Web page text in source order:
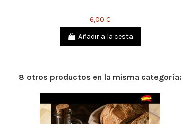
6,00 €
Añadir a la cesta
8 otros productos en la misma categoría: